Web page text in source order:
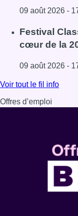
09 août 2026 -
Lire l'article La
Festival
cœur de la
09 août 2026 -
Lire l'article
Voir tout le fil info
Offres d’emploi